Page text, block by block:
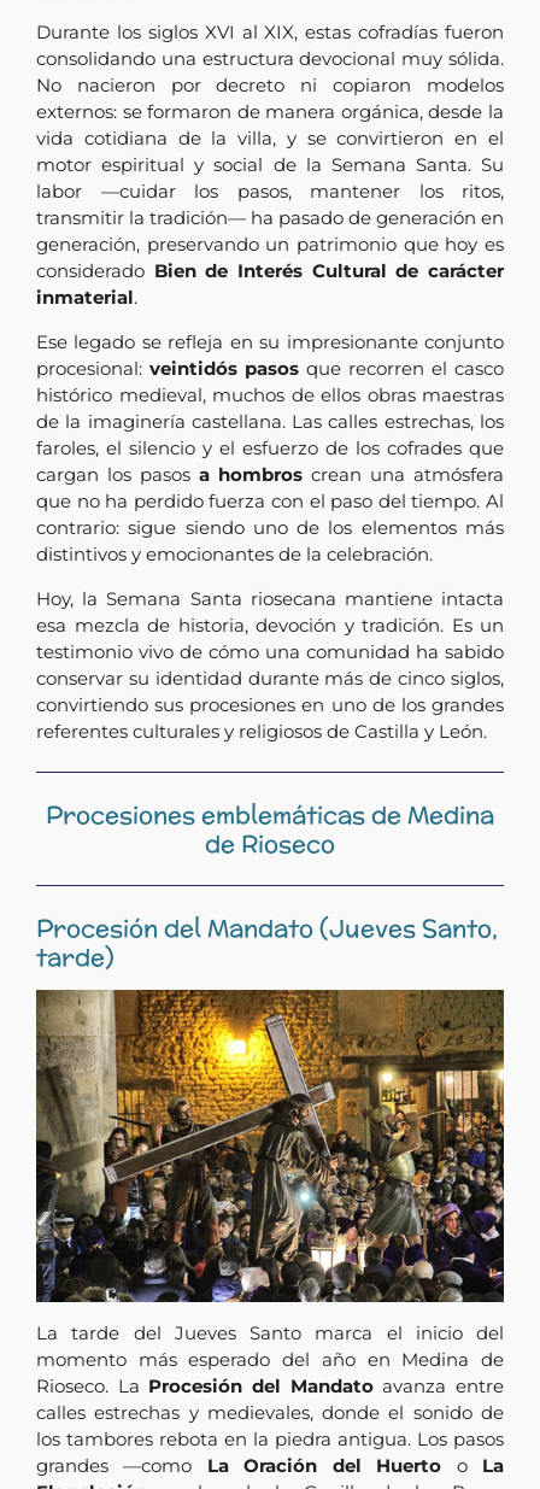
Durante los siglos XVI al XIX, estas cofradías fueron
consolidando una estructura devocional muy sólida.
No nacieron por decreto ni copiaron modelos
externos: se formaron de manera orgánica, desde la
vida cotidiana de la villa, y se convirtieron en el
motor espiritual y social de la Semana Santa. Su
labor —cuidar los pasos, mantener los ritos,
transmitir la tradición— ha pasado de generación en
generación, preservando un patrimonio que hoy es
considerado Bien de Interés Cultural de carácter
inmaterial.
Ese legado se refleja en su impresionante conjunto
procesional: veintidós pasos que recorren el casco
histórico medieval, muchos de ellos obras maestras
de la imaginería castellana. Las calles estrechas, los
faroles, el silencio y el esfuerzo de los cofrades que
cargan los pasos a hombros crean una atmósfera
que no ha perdido fuerza con el paso del tiempo. Al
contrario: sigue siendo uno de los elementos más
distintivos y emocionantes de la celebración.
Hoy, la Semana Santa riosecana mantiene intacta
esa mezcla de historia, devoción y tradición. Es un
testimonio vivo de cómo una comunidad ha sabido
conservar su identidad durante más de cinco siglos,
convirtiendo sus procesiones en uno de los grandes
referentes culturales y religiosos de Castilla y León.
Procesiones emblemáticas de Medina
de Rioseco
Procesión del Mandato (Jueves Santo,
tarde)
La tarde del Jueves Santo marca el inicio del
momento más esperado del año en Medina de
Rioseco. La Procesión del Mandatoavanza entre
calles estrechas y medievales, donde el sonido de
los tambores rebota en la piedra antigua. Los pasos
grandes —como La Oración del Huerto o La